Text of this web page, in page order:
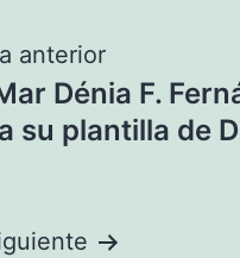
anterior
Dénia F.
su plantilla de